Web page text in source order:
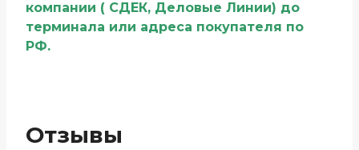
компании ( СДЕК, Деловые Линии) до
терминала или адреса покупателя по
РФ.
Отзывы